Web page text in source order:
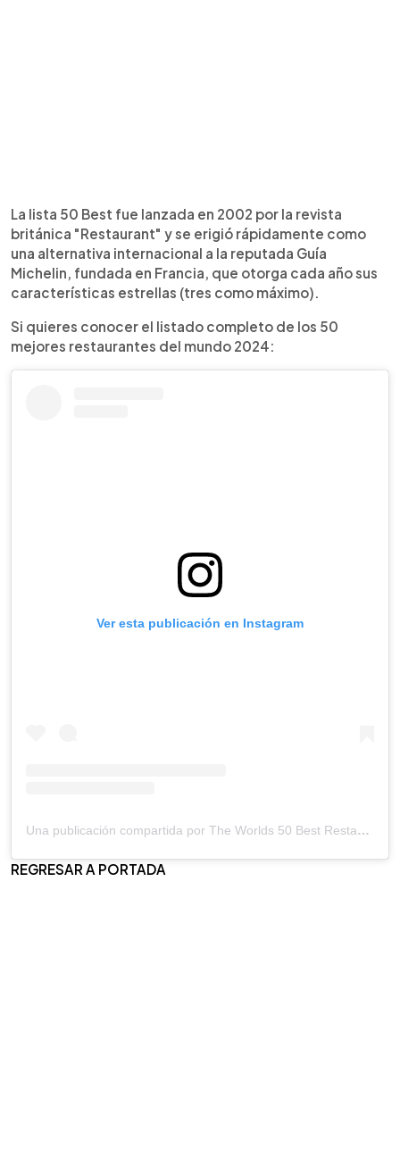
La lista 50 Best fue lanzada en 2002 por la revista
británica "Restaurant" y se erigió rápidamente como
una alternativa internacional a la reputada Guía
Michelin, fundada en Francia, que otorga cada año sus
características estrellas (tres como máximo).
Si quieres conocer el listado completo de los 50
mejores restaurantes del mundo 2024:
Ver esta publicación en Instagram
Una publicación compartida por The Worlds 50 Best Restaurants (@theworlds50best)
REGRESAR A PORTADA